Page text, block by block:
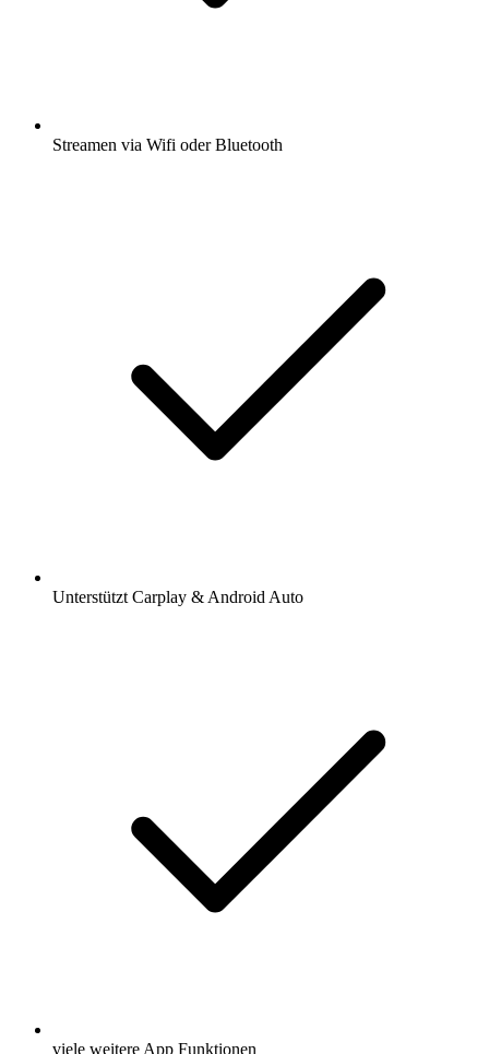
Streamen via Wifi oder Bluetooth
Unterstützt Carplay & Android Auto
viele weitere App Funktionen